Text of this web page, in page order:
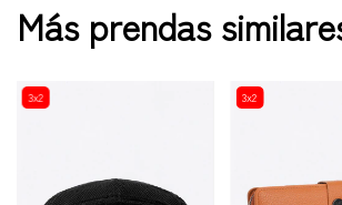
Más prendas
3x2 3x2